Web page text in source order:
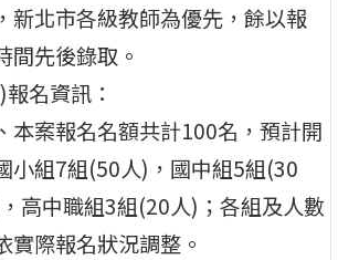
新北市各級教師為優先，餘以報
間先後錄取。
報名資訊：
本案報名名額共計100名，預計開
小組7組(50人)，國中組5組(30
高中職組3組(20人)；各組及人數
實際報名狀況調整。